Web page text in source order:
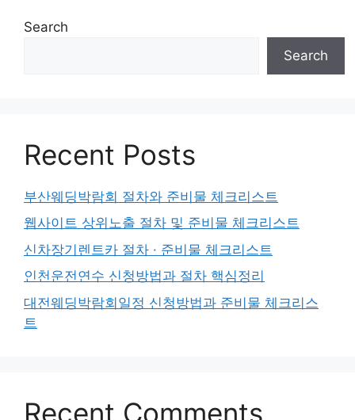
Search
Search
Recent Posts
부산웨딩박람회 절차와 준비물 체크리스트
웹사이트 상위노출 절차 및 준비물 체크리스트
신차장기렌트카 절차 · 준비물 체크리스트
인천운전연수 신청방법과 절차 핵심정리
대전웨딩박람회일정 신청방법과 준비물 체크리스
트
Recent Comments